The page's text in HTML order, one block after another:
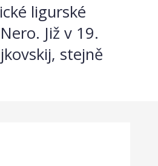
ligurské
Již v 19.
stejně